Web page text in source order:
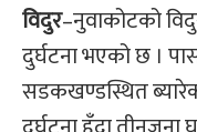
विदुर–नुवाकोटको
दुर्घटना भएको छ ।
सडकखण्डस्थित